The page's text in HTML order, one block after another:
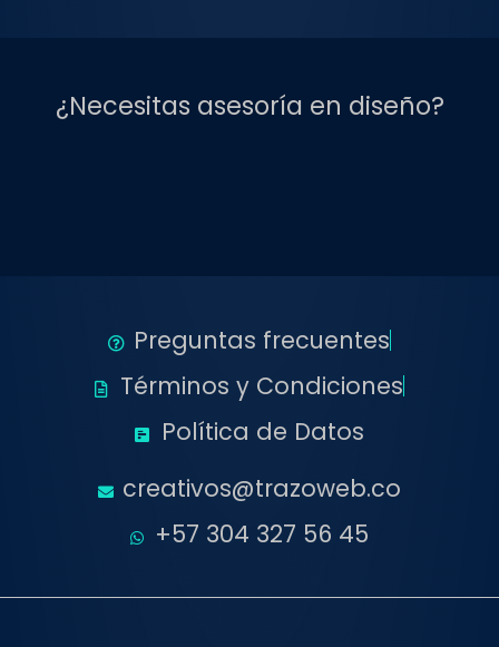
¿Necesitas asesoría en diseño?
Preguntas frecuentes
Términos y Condiciones
Política de Datos
creativos@trazoweb.co
+57 304 327 56 45